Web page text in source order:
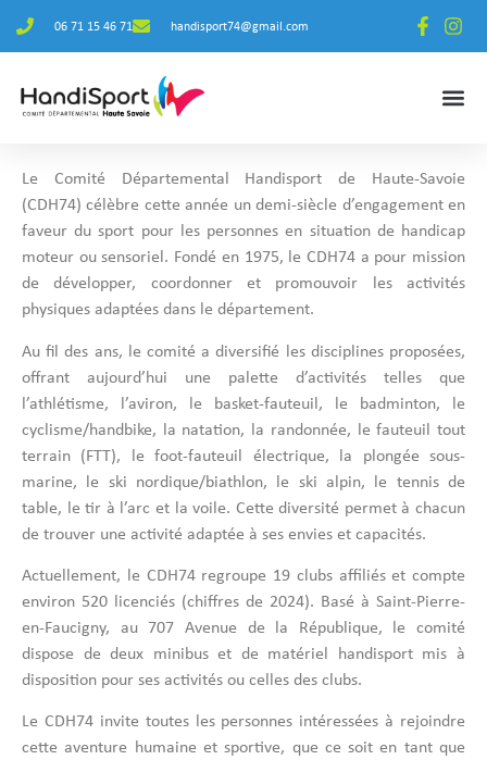
06 71 15 46 71 handisport74@gmail.com
Le Comité Départemental Handisport de Haute-Savoie
(CDH74) célèbre cette année un demi-siècle d’engagement en
faveur du sport pour les personnes en situation de handicap
moteur ou sensoriel. Fondé en 1975, le CDH74 a pour mission
de développer, coordonner et promouvoir les activités
physiques adaptées dans le département.
Au fil des ans, le comité a diversifié les disciplines proposées,
offrant aujourd’hui une palette d’activités telles que
l’athlétisme, l’aviron, le basket-fauteuil, le badminton, le
cyclisme/handbike, la natation, la randonnée, le fauteuil tout
terrain (FTT), le foot-fauteuil électrique, la plongée sous-
marine, le ski nordique/biathlon, le ski alpin, le tennis de
table, le tir à l’arc et la voile. Cette diversité permet à chacun
de trouver une activité adaptée à ses envies et capacités.
Actuellement, le CDH74 regroupe 19 clubs affiliés et compte
environ 520 licenciés (chiffres de 2024). Basé à Saint-Pierre-
en-Faucigny, au 707 Avenue de la République, le comité
dispose de deux minibus et de matériel handisport mis à
disposition pour ses activités ou celles des clubs.
Le CDH74 invite toutes les personnes intéressées à rejoindre
cette aventure humaine et sportive, que ce soit en tant que